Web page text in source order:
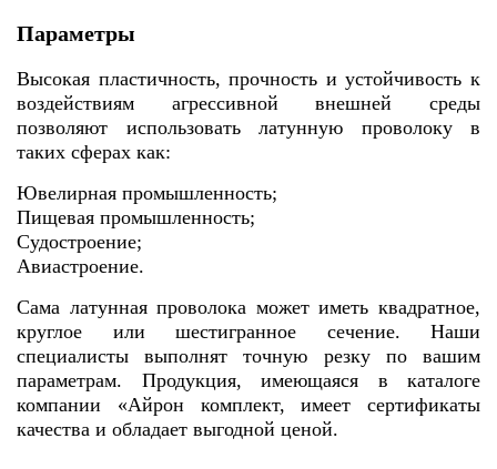
Параметры
Высокая пластичность, прочность и устойчивость к
воздействиям агрессивной внешней среды
позволяют использовать латунную проволоку в
таких сферах как:
Ювелирная промышленность;
Пищевая промышленность;
Судостроение;
Авиастроение.
Сама латунная проволока может иметь квадратное,
круглое или шестигранное сечение. Наши
специалисты выполнят точную резку по вашим
параметрам. Продукция, имеющаяся в каталоге
компании «Айрон комплект, имеет сертификаты
качества и обладает выгодной ценой.